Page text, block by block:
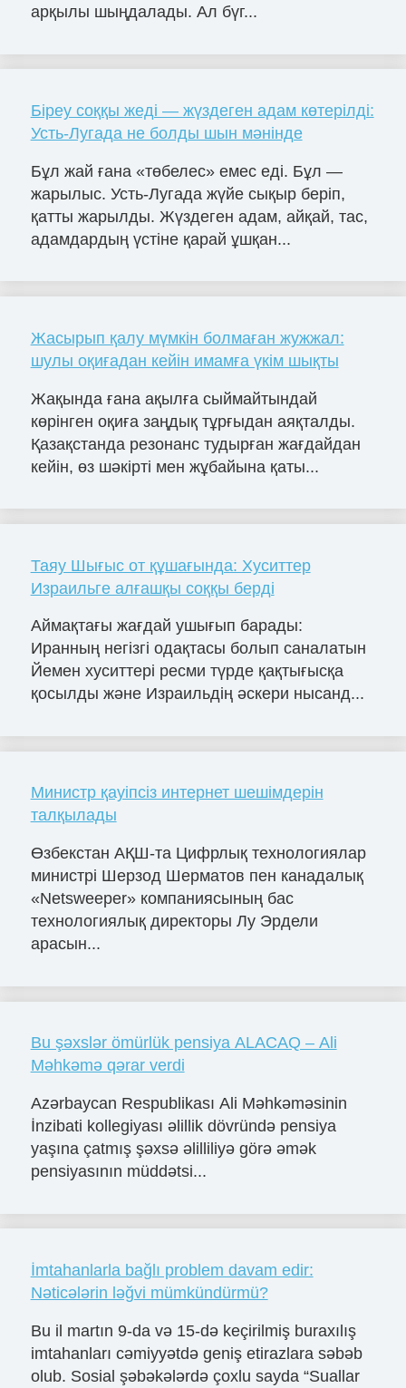
арқылы шыңдалады. Ал бүг...
Біреу соққы жеді — жүздеген адам көтерілді:
Усть-Лугада не болды шын мәнінде
Бұл жай ғана «төбелес» емес еді. Бұл —
жарылыс. Усть-Лугада жүйе сықыр беріп,
қатты жарылды. Жүздеген адам, айқай, тас,
адамдардың үстіне қарай ұшқан...
Жасырып қалу мүмкін болмаған жужжал:
шулы оқиғадан кейін имамға үкім шықты
Жақында ғана ақылға сыймайтындай
көрінген оқиға заңдық тұрғыдан аяқталды.
Қазақстанда резонанс тудырған жағдайдан
кейін, өз шәкірті мен жұбайына қаты...
Таяу Шығыс от құшағында: Хуситтер
Израильге алғашқы соққы берді
Аймақтағы жағдай ушығып барады:
Иранның негізгі одақтасы болып саналатын
Йемен хуситтері ресми түрде қақтығысқа
қосылды және Израильдің әскери нысанд...
Министр қауіпсіз интернет шешімдерін
талқылады
Өзбекстан АҚШ-та Цифрлық технологиялар
министрі Шерзод Шерматов пен канадалық
«Netsweeper» компаниясының бас
технологиялық директоры Лу Эрдели
арасын...
Bu şəxslər ömürlük pensiya ALACAQ – Ali
Məhkəmə qərar verdi
Azərbaycan Respublikası Ali Məhkəməsinin
İnzibati kollegiyası əlillik dövründə pensiya
yaşına çatmış şəxsə əlilliliyə görə əmək
pensiyasının müddətsi...
İmtahanlarla bağlı problem davam edir:
Nəticələrin ləğvi mümkündürmü?
Bu il martın 9-da və 15-də keçirilmiş buraxılış
imtahanları cəmiyyətdə geniş etirazlara səbəb
olub. Sosial şəbəkələrdə çoxlu sayda “Suallar